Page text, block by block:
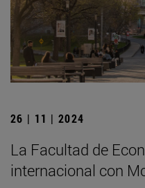
26 | 11 | 2024
La Facultad de
internacional con